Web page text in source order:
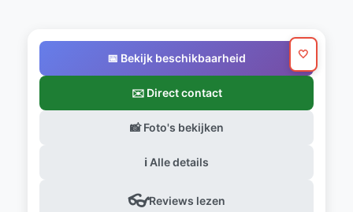
📅 Bekijk beschikbaarheid
✉️ Direct contact
📸 Foto's bekijken
ℹ️ Alle details
🤍
👓Reviews lezen